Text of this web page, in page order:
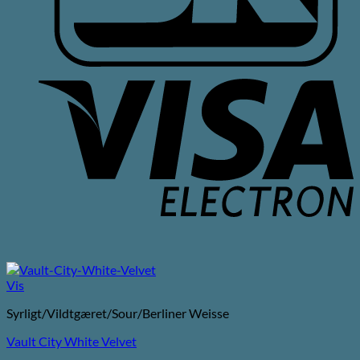
Vis
Syrligt/Vildtgæret/Sour/Berliner Weisse
Vault City White Velvet